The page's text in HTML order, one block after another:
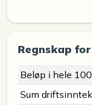
Regnskap
Beløp i hele
Sum